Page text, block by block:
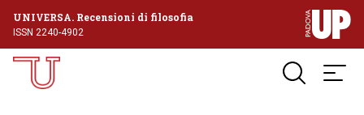
UNIVERSA. Recensioni di filosofia
ISSN 2240-4902